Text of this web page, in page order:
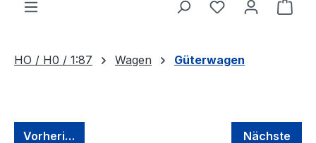
HO / H0 / 1:87 Wagen Güterwagen
Vorherige Nächste